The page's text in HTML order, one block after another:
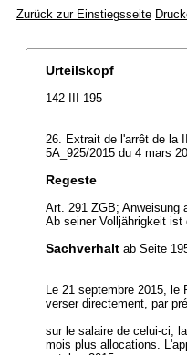
Zurück zur Einstiegsseite
Urteilskopf
142 III 195
26. Extrait de l'arrêt de la
5A_925/2015 du 4 mars
Regeste
Art. 291 ZGB; Anweisung
Ab seiner Volljährigkeit ist
Sachverhalt ab Seite
Le 21 septembre 2015, le
verser directement, par
sur le salaire de celui-ci,
mois plus allocations.